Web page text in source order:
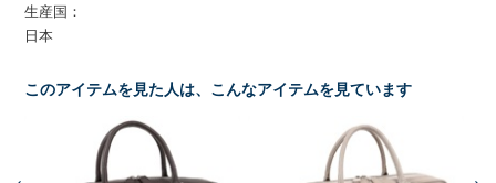
生産国：
日本
このアイテムを見た人は、こんなアイテムを見ています